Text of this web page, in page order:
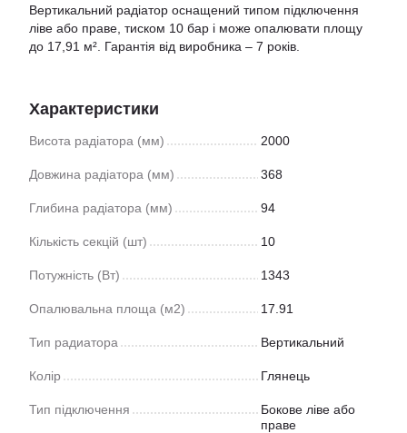
Вертикальний радіатор оснащений типом підключення
ліве або праве, тиском 10 бар і може опалювати площу
до 17,91 м². Гарантія від виробника – 7 років.
Характеристики
Висота радіатора (мм) 2000
Довжина радіатора (мм) 368
Глибина радіатора (мм) 94
Кількість секцій (шт) 10
Потужність (Вт) 1343
Опалювальна площа (м2) 17.91
Тип радиатора Вертикальний
Колір Глянець
Тип підключення
Бокове ліве або
праве